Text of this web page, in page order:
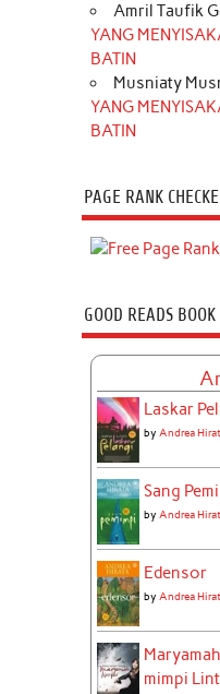
Amril Taufik
YANG
BATIN
Musniaty
YANG
BATIN
PAGE RANK
GOOD READS BOOK
Laskar
by Andrea
Sang
by Andrea
Edensor
by Andrea
mimpi